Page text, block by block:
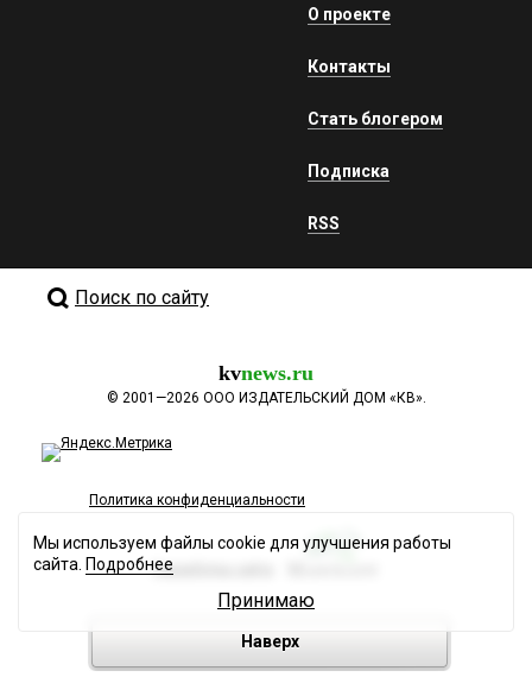
О проекте
Контакты
Стать блогером
Подписка
RSS
Поиск по сайту
kvnews.ru
© 2001—2026 ООО ИЗДАТЕЛЬСКИЙ ДОМ «КВ».
Политика конфиденциальности
Разработка сайта
Наверх
Мы используем файлы cookie для улучшения работы
сайта. Подробнее
Принимаю